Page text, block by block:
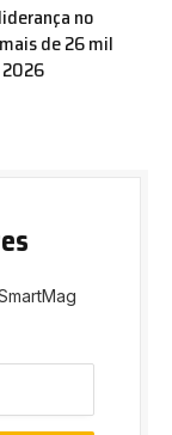
no
de 26 mil